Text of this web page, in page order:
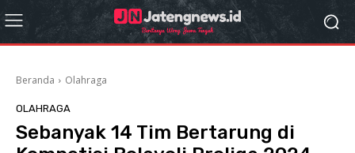
Beranda Olahraga
OLAHRAGA
Sebanyak 14 Tim Bertarung di